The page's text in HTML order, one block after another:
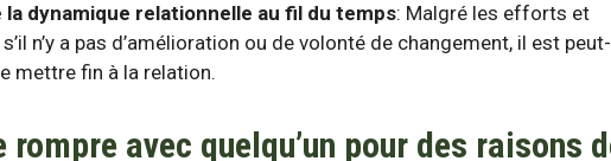
dynamique relationnelle au fil du temps: Malgré les efforts et
n’y a pas d’amélioration ou de volonté de changement, il est peut-
mettre fin à la relation.
avec quelqu’un pour des raisons